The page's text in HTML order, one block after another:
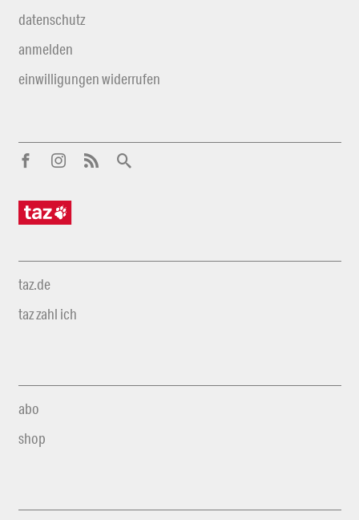
datenschutz
anmelden
einwilligungen widerrufen
taz.de
taz zahl ich
abo
shop